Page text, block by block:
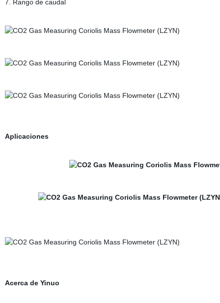
7. Rango de caudal
Aplicaciones
Acerca de Yinuo